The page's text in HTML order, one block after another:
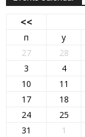
<<
п у
27
28
3
4
10
11
17
18
24
25
31
1